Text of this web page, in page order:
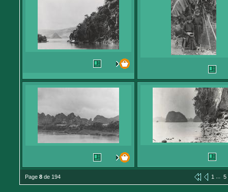
Page 8 de 194 1 ... 5